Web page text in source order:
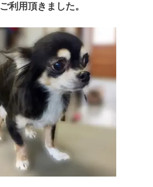
ご利用頂きました。